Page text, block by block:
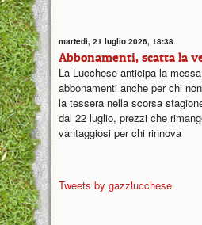
martedì, 21 luglio 2026, 18:38
Abbonamenti, scatta la
La Lucchese anticipa la
abbonamenti anche per chi
la tessera nella scorsa
dal 22 luglio, prezzi che
vantaggiosi per chi rinnova
Tweets by gazzlucchese